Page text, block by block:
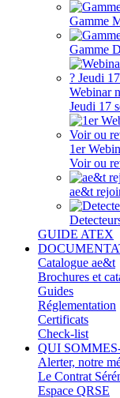
Gamme
Gamme
Webinar
Jeudi 17
1er
Voir ou
ae&t
GUIDE ATEX
Catalogue ae&t
Brochures et
Guides
Réglementation
Certificats
Check-list
QUI
Alerter, notre
Le Contrat
Espace QRSE